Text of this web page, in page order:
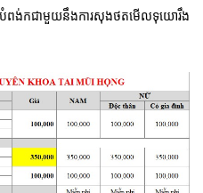
បំពង់កជាមួយនឹងការសុងថតមើលទុយោរឹង